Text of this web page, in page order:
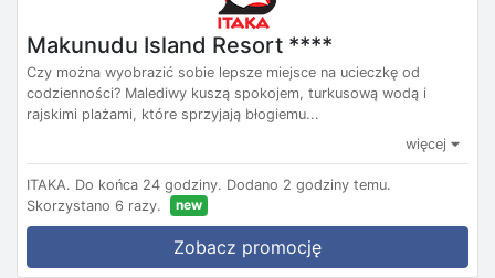
Makunudu Island Resort ****
Czy można wyobrazić sobie lepsze miejsce na ucieczkę od
codzienności? Malediwy kuszą spokojem, turkusową wodą i
rajskimi plażami, które sprzyjają błogiemu...
więcej
ITAKA. Do końca 24 godziny. Dodano 2 godziny temu.
Skorzystano 6 razy.
new
Zobacz promocję